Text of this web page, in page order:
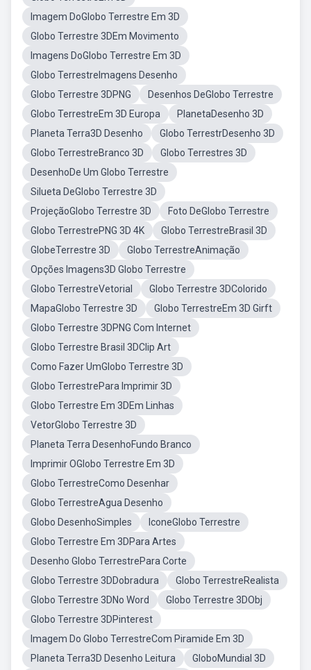
Imagem DoGlobo Terrestre Em 3D
Globo Terrestre 3DEm Movimento
Imagens DoGlobo Terrestre Em 3D
Globo TerrestreImagens Desenho
Globo Terrestre 3DPNG
Desenhos DeGlobo Terrestre
Globo TerrestreEm 3D Europa
PlanetaDesenho 3D
Planeta Terra3D Desenho
Globo TerrestrDesenho 3D
Globo TerrestreBranco 3D
Globo Terrestres 3D
DesenhoDe Um Globo Terrestre
Silueta DeGlobo Terrestre 3D
ProjeçãoGlobo Terrestre 3D
Foto DeGlobo Terrestre
Globo TerrestrePNG 3D 4K
Globo TerrestreBrasil 3D
GlobeTerrestre 3D
Globo TerrestreAnimação
Opções Imagens3D Globo Terrestre
Globo TerrestreVetorial
Globo Terrestre 3DColorido
MapaGlobo Terrestre 3D
Globo TerrestreEm 3D Girft
Globo Terrestre 3DPNG Com Internet
Globo Terrestre Brasil 3DClip Art
Como Fazer UmGlobo Terrestre 3D
Globo TerrestrePara Imprimir 3D
Globo Terrestre Em 3DEm Linhas
VetorGlobo Terrestre 3D
Planeta Terra DesenhoFundo Branco
Imprimir OGlobo Terrestre Em 3D
Globo TerrestreComo Desenhar
Globo TerrestreAgua Desenho
Globo DesenhoSimples
IconeGlobo Terrestre
Globo Terrestre Em 3DPara Artes
Desenho Globo TerrestrePara Corte
Globo Terrestre 3DDobradura
Globo TerrestreRealista
Globo Terrestre 3DNo Word
Globo Terrestre 3DObj
Globo Terrestre 3DPinterest
Imagem Do Globo TerrestreCom Piramide Em 3D
Planeta Terra3D Desenho Leitura
GloboMundial 3D